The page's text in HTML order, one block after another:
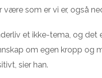
være som er vi er, også
et ikke-tema, og
om egen kropp og
sier han.